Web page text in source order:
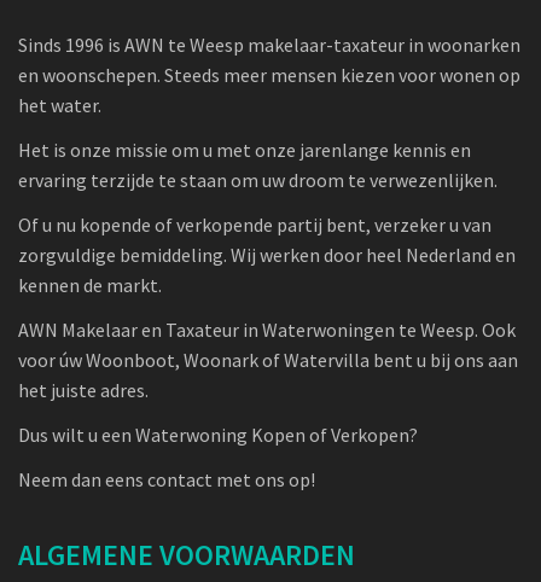
Sinds 1996 is AWN te Weesp makelaar-taxateur in woonarken
en woonschepen. Steeds meer mensen kiezen voor wonen op
het water.
Het is onze missie om u met onze jarenlange kennis en
ervaring terzijde te staan om uw droom te verwezenlijken.
Of u nu kopende of verkopende partij bent, verzeker u van
zorgvuldige bemiddeling. Wij werken door heel Nederland en
kennen de markt.
AWN Makelaar en Taxateur in Waterwoningen te Weesp. Ook
voor úw Woonboot, Woonark of Watervilla bent u bij ons aan
het juiste adres.
Dus wilt u een Waterwoning Kopen of Verkopen?
Neem dan eens contact met ons op!
ALGEMENE VOORWAARDEN